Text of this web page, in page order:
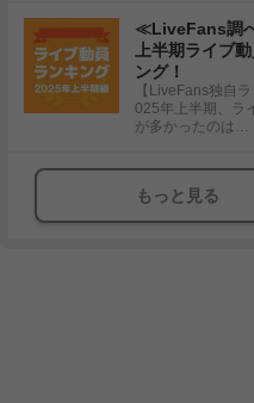
≪LiveFans調
上半期ライブ
ング！
【LiveFans独自
025年上半期、ラ
が多かったのは…
もっと見る